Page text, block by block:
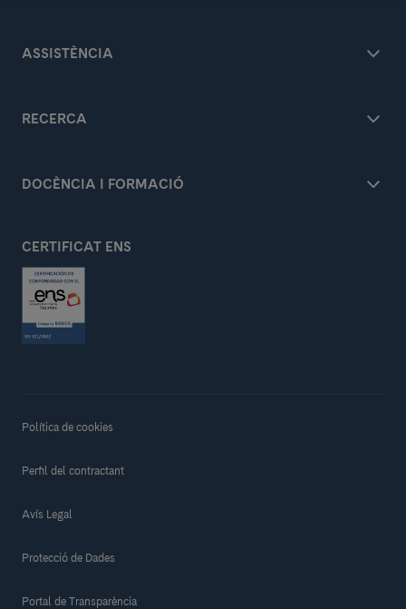
ASSISTÈNCIA
RECERCA
DOCÈNCIA I FORMACIÓ
CERTIFICAT ENS
Política de cookies
Perfil del contractant
Avís Legal
Protecció de Dades
Portal de Transparència